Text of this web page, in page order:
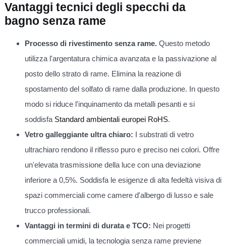
Vantaggi tecnici degli specchi da
bagno senza rame
Processo di rivestimento senza rame. Questo metodo
utilizza l'argentatura chimica avanzata e la passivazione al
posto dello strato di rame. Elimina la reazione di
spostamento del solfato di rame dalla produzione. In questo
modo si riduce l'inquinamento da metalli pesanti e si
soddisfa Standard ambientali europei RoHS.
Vetro galleggiante ultra chiaro: I substrati di vetro
ultrachiaro rendono il riflesso puro e preciso nei colori. Offre
un'elevata trasmissione della luce con una deviazione
inferiore a 0,5%. Soddisfa le esigenze di alta fedeltà visiva di
spazi commerciali come camere d'albergo di lusso e sale
trucco professionali.
Vantaggi in termini di durata e TCO: Nei progetti
commerciali umidi, la tecnologia senza rame previene